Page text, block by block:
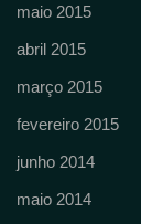
maio 2015
abril 2015
março 2015
fevereiro 2015
junho 2014
maio 2014